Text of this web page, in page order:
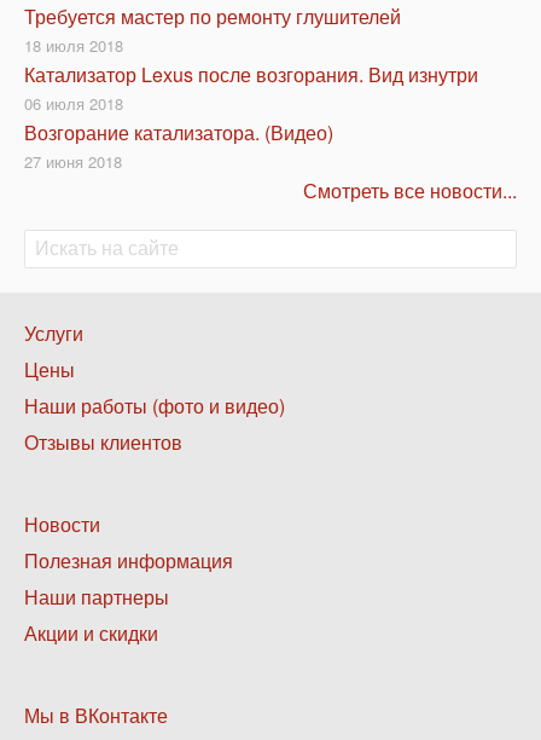
Требуется мастер по ремонту глушителей
18 июля 2018
Катализатор Lexus после возгорания. Вид изнутри
06 июля 2018
Возгорание катализатора. (Видео)
27 июня 2018
Смотреть все новости...
Поиск
Поиск
Нижнее
меню
1
Услуги
Цены
Наши работы (фото и видео)
Отзывы клиентов
Нижнее
меню
2
Новости
Полезная информация
Наши партнеры
Акции и скидки
Нижнее
Мы в ВКонтакте